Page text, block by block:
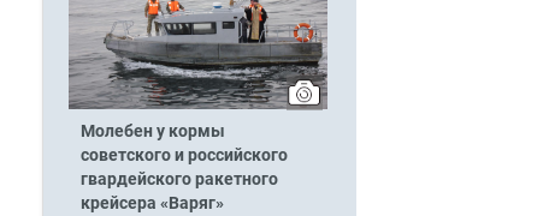
Молебен у кормы
советского и российского
гвардейского ракетного
крейсера «Варяг»